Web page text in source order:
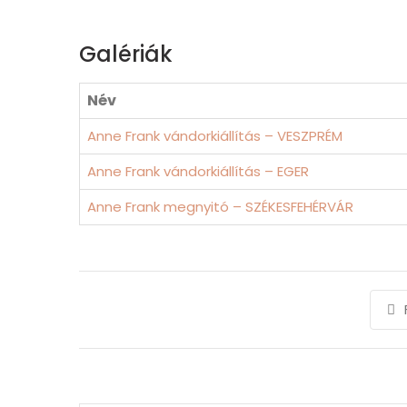
Galériák
Név
Anne Frank vándorkiállítás – VESZPRÉM
Anne Frank vándorkiállítás – EGER
Anne Frank megnyitó – SZÉKESFEHÉRVÁR